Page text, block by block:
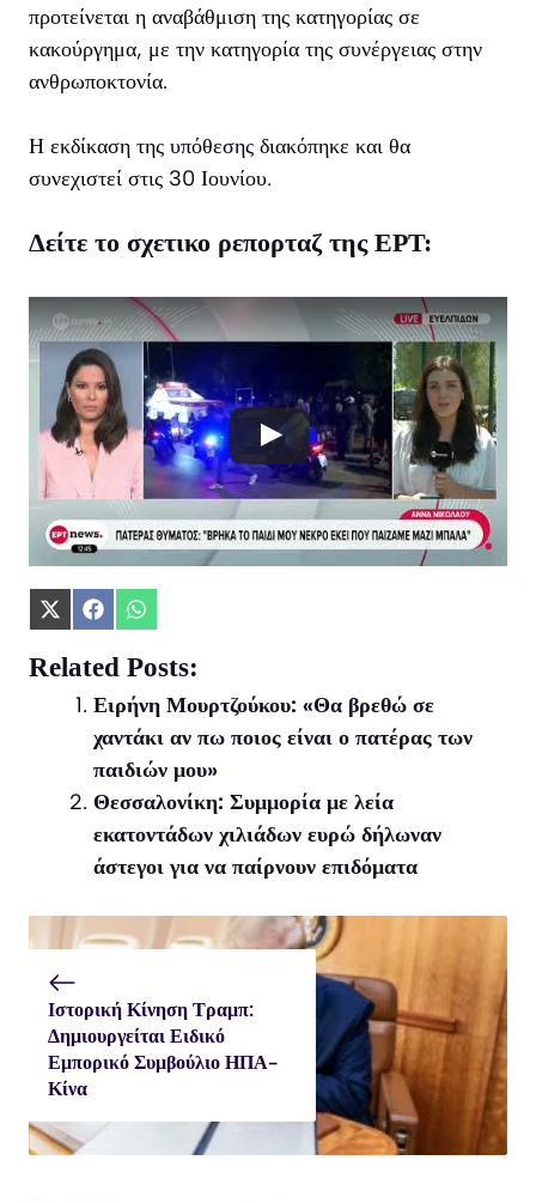
προτείνεται η αναβάθμιση της κατηγορίας σε
κακούργημα, με την κατηγορία της συνέργειας στην
ανθρωποκτονία.
Η εκδίκαση της υπόθεσης διακόπηκε και θα
συνεχιστεί στις 30 Ιουνίου.
Δείτε το σχετικο ρεπορταζ της ΕΡΤ:
Share
X
(Twitter)
Share
Facebook
Share
WhatsApp
Related Posts:
Ειρήνη Μουρτζούκου: «Θα βρεθώ σε
χαντάκι αν πω ποιος είναι ο πατέρας των
παιδιών μου»
Θεσσαλονίκη: Συμμορία με λεία
εκατοντάδων χιλιάδων ευρώ δήλωναν
άστεγοι για να παίρνουν επιδόματα
Ιστορική Κίνηση Τραμπ:
Δημιουργείται Ειδικό
Εμπορικό Συμβούλιο ΗΠΑ-
Κίνα